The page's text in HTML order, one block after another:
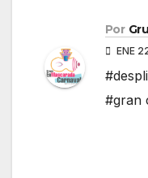
Por
ENE
#gran